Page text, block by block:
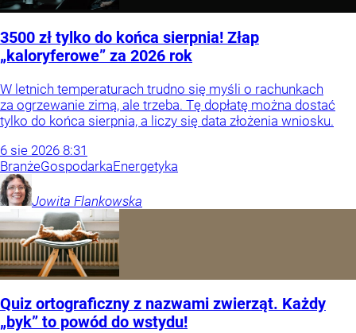
3500 zł tylko do końca sierpnia! Złap
„kaloryferowe” za 2026 rok
W letnich temperaturach trudno się myśli o rachunkach
za ogrzewanie zimą, ale trzeba. Tę dopłatę można dostać
tylko do końca sierpnia, a liczy się data złożenia wniosku.
6 sie 2026 8:31
BranżeGospodarkaEnergetyka
Jowita Flankowska
Quiz ortograficzny z nazwami zwierząt. Każdy
„byk” to powód do wstydu!